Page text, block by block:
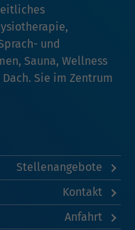
und
Sauna, Wellness
Sie im Zentrum
Stellenangebote
Kontakt
Anfahrt